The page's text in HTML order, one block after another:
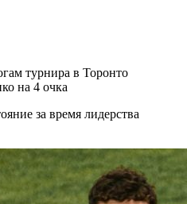
турнира в Торонто
на 4 очка
за время лидерства